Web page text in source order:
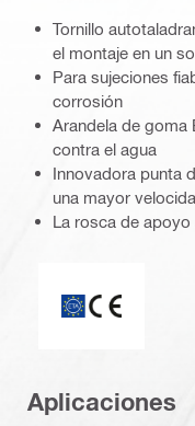
Tornillo
el montaje en un
Para sujeciones
corrosión
Arandela de goma
contra el agua
Innovadora punta
una mayor
La rosca de apoyo
Aplicaciones